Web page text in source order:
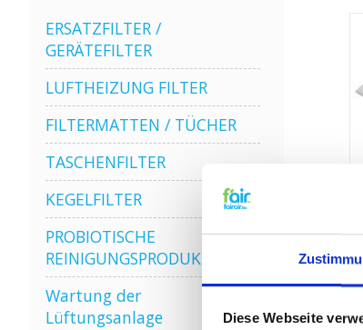
Diese Webseite
ERSATZFILTER /
GERÄTEFILTER
LUFTHEIZUNG FILTER
FILTERMATTEN / TÜCHER
TASCHENFILTER
KEGELFILTER
PROBIOTISCHE
REINIGUNGSPRODUKTE
Wartung der
Lüftungsanlage